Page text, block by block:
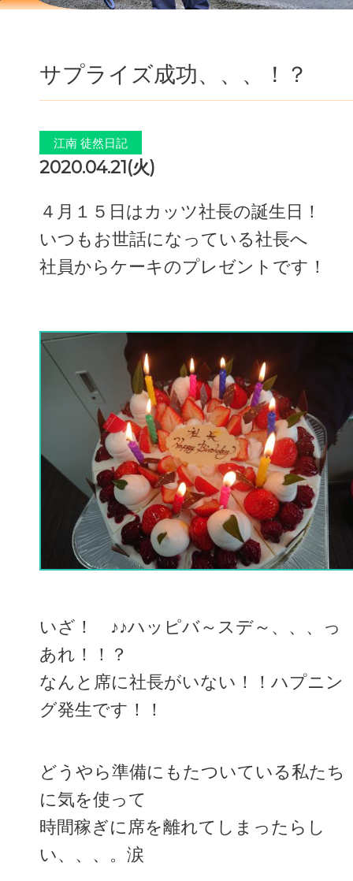
サプライズ成功、、、！？
江南 徒然日記
2020.04.21(火)
４月１５日はカッツ社長の誕生日！
いつもお世話になっている社長へ
社員からケーキのプレゼントです！
いざ！ ♪♪ハッピバ～スデ～、、、っ
あれ！！？
なんと席に社長がいない！！ハプニン
グ発生です！！
どうやら準備にもたついている私たち
に気を使って
時間稼ぎに席を離れてしまったらし
い、、、。涙